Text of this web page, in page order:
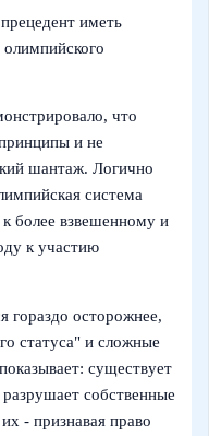
иметь
что
и не
шантаж. Логично
система
более взвешенному и
к участию
гораздо осторожнее,
статуса" и сложные
существует
собственные
- признавая право